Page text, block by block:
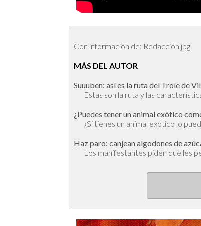
Con información de: Redacción jpg
MÁS DEL AUTOR
Suuuben: así es la ruta del Trole de
Estas son la ruta y las
¿Puedes tener un animal exótico
¿Si tienes un animal exótico lo
Haz paro: canjean algodones de
Los manifestantes piden que les